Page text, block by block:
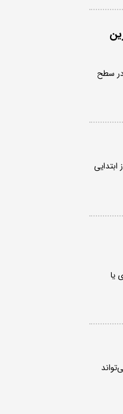
سطح
نفتی ایران از افزایش ۱۱ میلیون لیتری مصرف بنزین در ۲۴ روز ابتدایی
یا